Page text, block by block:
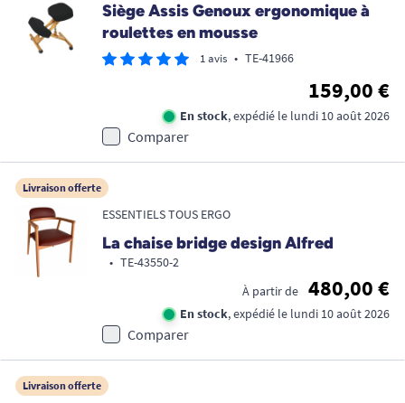
Siège Assis Genoux ergonomique à
roulettes en mousse
1 avis • TE-41966
159,00 €
En stock, expédié le lundi 10 août 2026
Comparer
Livraison offerte
ESSENTIELS TOUS ERGO
La chaise bridge design Alfred
• TE-43550-2
À partir de
480,00 €
En stock, expédié le lundi 10 août 2026
Comparer
Livraison offerte